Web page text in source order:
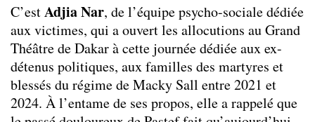
C’estAdjia Nar, de l’équipe psycho-sociale dédiée
aux victimes, qui a ouvert les allocutions au Grand
Théâtre de Dakar à cette journée dédiée aux ex-
détenus politiques, aux familles des martyres et
blessés du régime de Macky Sall entre 2021 et
2024. À l’entame de ses propos, elle a rappelé que